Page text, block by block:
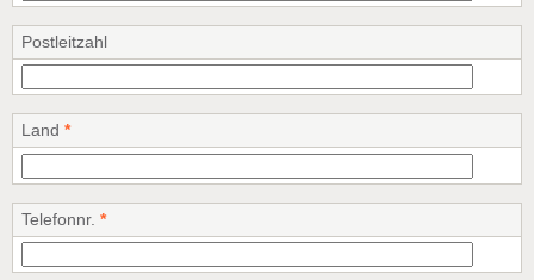
Postleitzahl
Land *
Telefonnr. *